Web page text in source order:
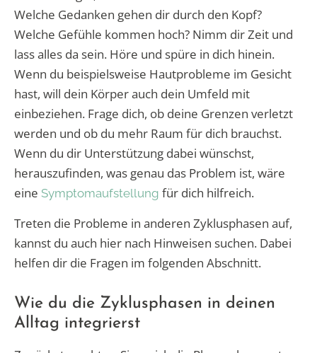
Welche Gedanken gehen dir durch den Kopf?
Welche Gefühle kommen hoch? Nimm dir Zeit und
lass alles da sein. Höre und spüre in dich hinein.
Wenn du beispielsweise Hautprobleme im Gesicht
hast, will dein Körper auch dein Umfeld mit
einbeziehen. Frage dich, ob deine Grenzen verletzt
werden und ob du mehr Raum für dich brauchst.
Wenn du dir Unterstützung dabei wünschst,
herauszufinden, was genau das Problem ist, wäre
eine Symptomaufstellung für dich hilfreich.
Treten die Probleme in anderen Zyklusphasen auf,
kannst du auch hier nach Hinweisen suchen. Dabei
helfen dir die Fragen im folgenden Abschnitt.
Wie du die Zyklusphasen in deinen
Alltag integrierst